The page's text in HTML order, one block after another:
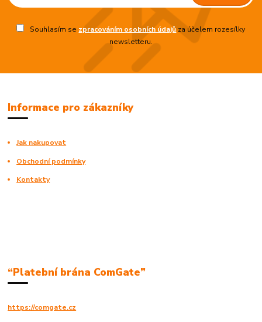
Souhlasím se zpracováním osobních údajůza účelem rozesílky
newsletteru.
Informace pro zákazníky
Jak nakupovat
Obchodní podmínky
Kontakty
“Platební brána ComGate”
https://comgate.cz